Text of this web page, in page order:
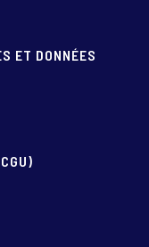
ET DONNÉES